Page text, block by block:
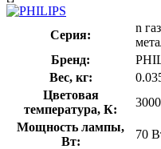
Серия:
n
Бренд:
Вес, кг:
Цветовая
температура, К:
Мощность лампы,
Вт:
70